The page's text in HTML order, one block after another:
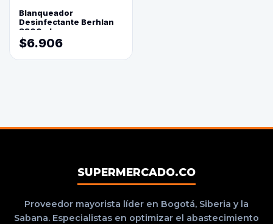
Blanqueador
Desinfectante Berhlan
3800ml
$6.906
SUPERMERCADO.CO
Proveedor mayorista líder en Bogotá, Siberia y la
Sabana. Especialistas en optimizar el abastecimiento